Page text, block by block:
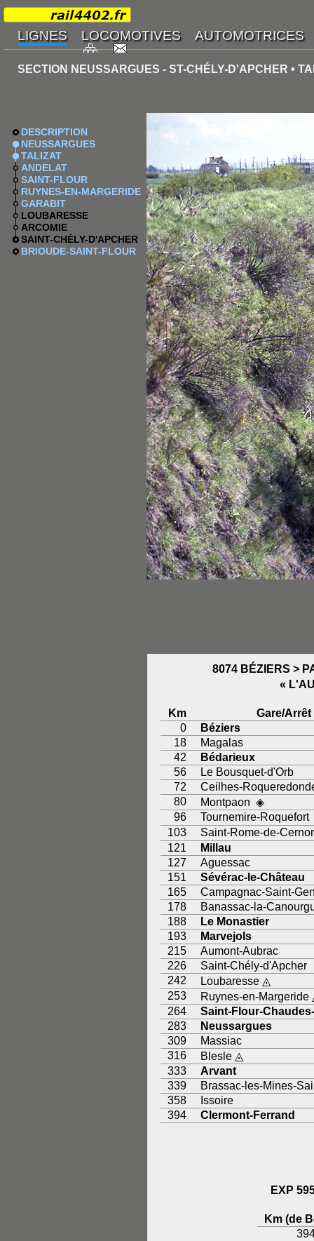
SECTION NEUSSARGUES - ST-CHÉLY-D'APCHER •
DESCRIPTION
NEUSSARGUES
TALIZAT
ANDELAT
SAINT-FLOUR
RUYNES-EN-MARGERIDE
GARABIT
LOUBARESSE
ARCOMIE
SAINT-CHÉLY-D'APCHER
BRIOUDE-SAINT-FLOUR
8074 BÉZIERS >
«
Km
Gare/Arrêt
0
Béziers
18
Magalas
42
Bédarieux
56
Le Bousquet-d'Orb
72
Ceilhes-
80
Montpaon ◈
96
Tournemire-Roquefort
103
Saint-Rome-de-
121
Millau
127
Aguessac
151
Sévérac-le-Château
165
Campagnac-Saint-
178
Banassac-la-
188
Le Monastier
193
Marvejols
215
Aumont-Aubrac
226
Saint-Chély-d'Apcher
242
Loubaresse ◬
253
Ruynes-en-Margeride
264
Saint-Flour-
283
Neussargues
309
Massiac
316
Blesle ◬
333
Arvant
339
Brassac-les-Mines-
358
Issoire
394
Clermont-Ferrand
EXP
Km (de